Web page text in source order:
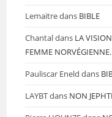
Lemaitredans BIBLE
Chantaldans LA
FEMME NORVÉGIENNE.
Pauliscar Eneld dans
LAYBTdans NON